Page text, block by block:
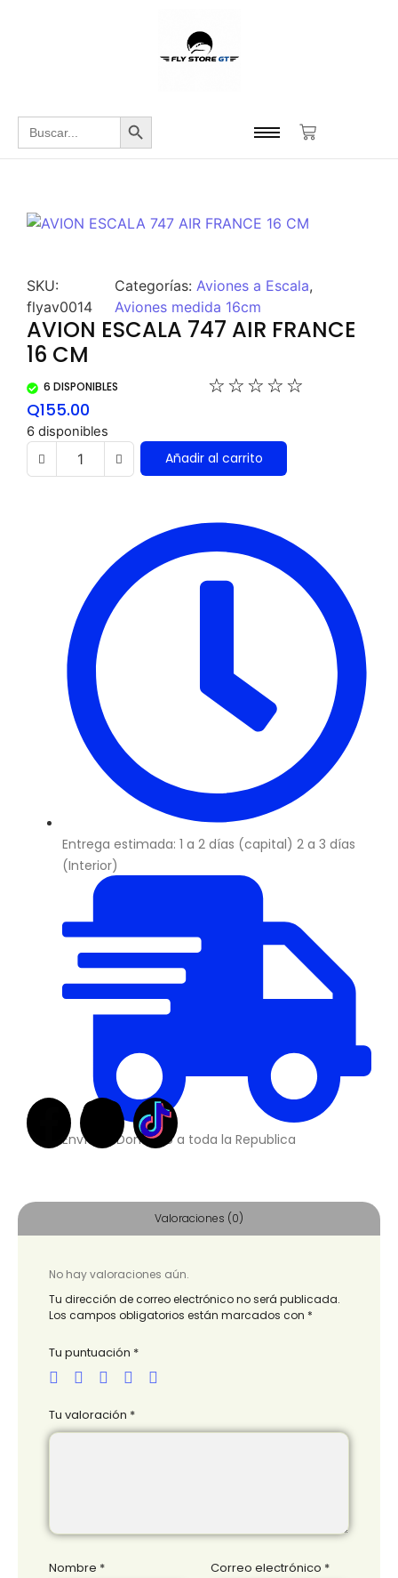
Buscar: Botón de búsqueda
SKU:
flyav0014
Categorías: Aviones a Escala,
Aviones medida 16cm
AVION ESCALA 747 AIR FRANCE
16 CM
6 DISPONIBLES ☆ ☆ ☆ ☆ ☆
Q155.00
6 disponibles
Añadir al carrito
Entrega estimada: 1 a 2 días (capital) 2 a 3 días
(Interior)
Envíos a Domicilio a toda la Republica
Valoraciones (0)
No hay valoraciones aún.
Tu dirección de correo electrónico no será publicada.
Los campos obligatorios están marcados con *
Tu puntuación *
Tu valoración *
Nombre * Correo electrónico *